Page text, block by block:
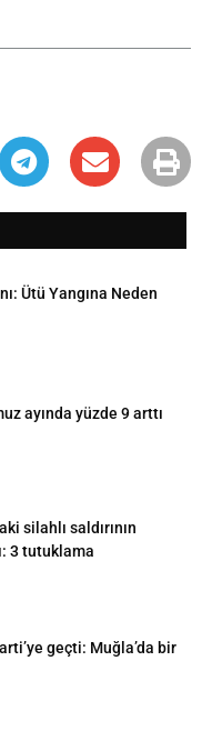
Ütü Yangına Neden
ayında yüzde 9 arttı
silahlı saldırının
3 tutuklama
geçti: Muğla’da bir